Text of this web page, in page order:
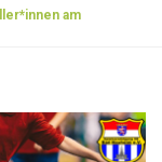
am